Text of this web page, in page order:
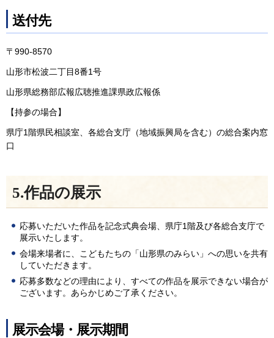
送付先
〒990-8570
山形市松波二丁目8番1号
山形県総務部広報広聴推進課県政広報係
【持参の場合】
県庁1階県民相談室、各総合支庁（地域振興局を含む）の総合案内窓
口
5.作品の展示
応募いただいた作品を記念式典会場、県庁1階及び各総合支庁で
展示いたします。
会場来場者に、こどもたちの「山形県のみらい」への思いを共有
していただきます。
応募多数などの理由により、すべての作品を展示できない場合が
ございます。あらかじめご了承ください。
展示会場・展示期間